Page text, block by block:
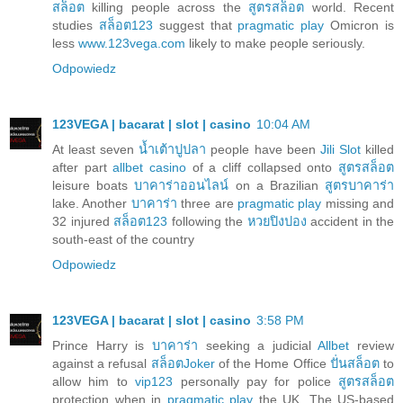
สล็อต killing people across the สูตรสล็อต world. Recent
studies สล็อต123 suggest that pragmatic play Omicron is
less www.123vega.com likely to make people seriously.
Odpowiedz
123VEGA | bacarat | slot | casino 10:04 AM
At least sevenน้ำเต้าปูปลา people have been Jili Slotkilled
after partallbet casino of a cliff collapsed onto สูตรสล็อต
leisure boatsบาคาร่าออนไลน์ on a Brazilian สูตรบาคาร่า
lake. Another บาคาร่า three are pragmatic play missing and
32 injured สล็อต123 following the หวยปิงปอง accident in the
south-east of the country
Odpowiedz
123VEGA | bacarat | slot | casino 3:58 PM
Prince Harry is บาคาร่า seeking a judicialAllbet review
against a refusal สล็อตJokerof the Home Office ปั่นสล็อตto
allow him tovip123 personally pay for police สูตรสล็อต
protection when in pragmatic play the UK. The US-based